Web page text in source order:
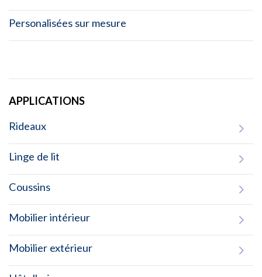
Personalisées sur mesure
APPLICATIONS
Rideaux
Linge de lit
Coussins
Mobilier intérieur
Mobilier extérieur